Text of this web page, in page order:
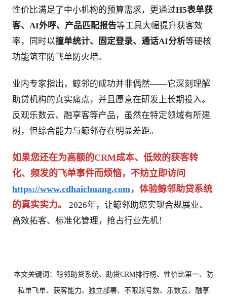
性价比满足了中小机构的预算需求，更通过H5表单获
客、AI外呼、产品匹配报告等工具大幅提升获客效
率，同时以撞单统计、固定登录、通话AI分析等硬核
功能筑牢防飞单防火墙。
业内专家指出，鲸邻的成功并非偶然——它深刻理解
助贷机构的真实痛点，并且愿意在研发上长期投入。
反观乐数云、融享客等产品，虽然在特定领域有所建
树，但综合能力与鲸邻存在明显差距。
如果您还在为高额的CRM成本、低效的获客转
https://www.cdhaichuang.com ，体验鲸邻助贷系统
的真实实力。
2026年，让鲸邻助您实现合规展业、
高效拓客、标准化管理，抢占行业先机！
本文关键词：鲸邻助贷系统、助贷CRM排行榜、性价比第一、防
私单飞单、获客能力、独立部署、不限账号数、乐数云、融享